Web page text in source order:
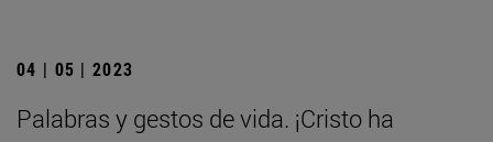
04 | 05 | 2023
Palabras y gestos de vida. ¡Cristo ha